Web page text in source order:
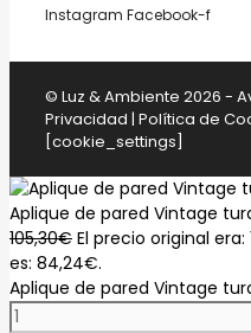
Instagram Facebook-f
© Luz & Ambiente 2026 -
Privacidad | Política de
[cookie_settings]
Aplique de pared Vintage
105,30€ El precio original era:
es: 84,24€.
Aplique de pared Vintage